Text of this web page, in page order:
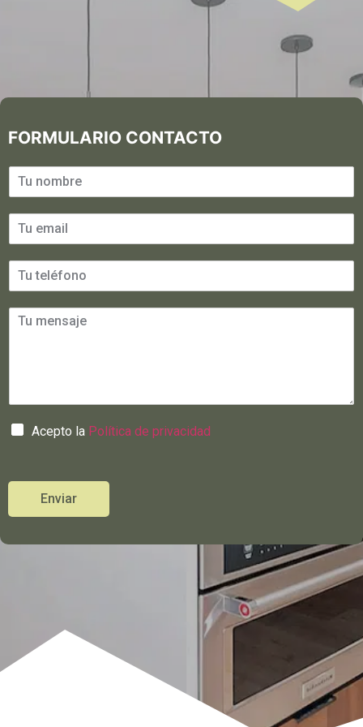
FORMULARIO CONTACTO
Acepto la Política de privacidad
Enviar